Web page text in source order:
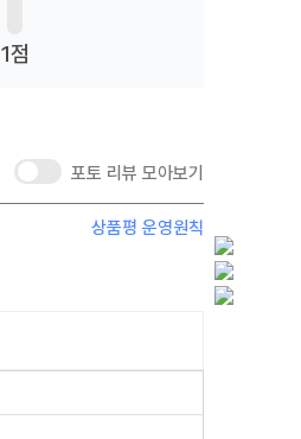
1점
포토 리뷰 모아보기
상품평 운영원칙